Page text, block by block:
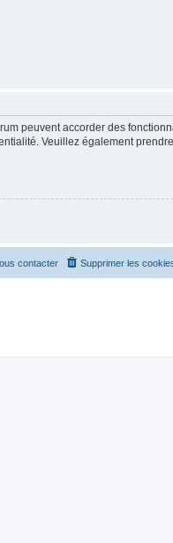
peuvent accorder des
Veuillez également
Supprimer les
contacter